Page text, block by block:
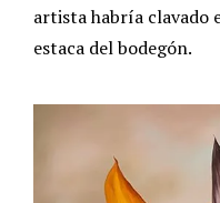
artista habría clavado
estaca del bodegón.